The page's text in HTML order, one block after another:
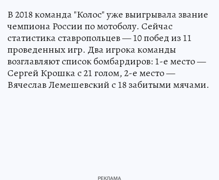
В 2018 команда "Колос" уже выигрывала звание
чемпиона России по мотоболу. Сейчас
статистика ставропольцев — 10 побед из 11
проведенных игр. Два игрока команды
возглавляют список бомбардиров: 1-е место —
Сергей Крошка с 21 голом, 2-е место —
Вячеслав Лемешевский с 18 забитыми мячами.